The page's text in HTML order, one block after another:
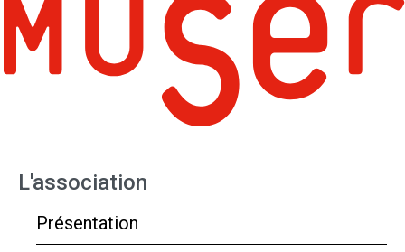
L'association
Présentation